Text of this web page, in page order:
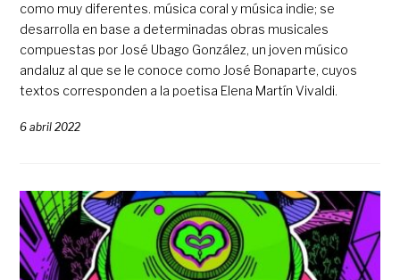
como muy diferentes. música coral y música indie; se
desarrolla en base a determinadas obras musicales
compuestas por José Ubago González, un joven músico
andaluz al que se le conoce como José Bonaparte, cuyos
textos corresponden a la poetisa Elena Martín Vivaldi.
6 abril 2022